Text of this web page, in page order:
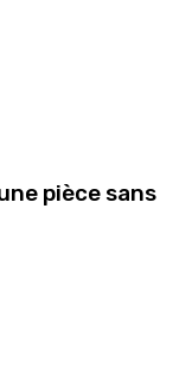
pièce sans